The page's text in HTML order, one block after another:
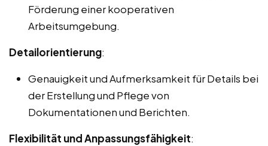
Förderung einer kooperativen
Arbeitsumgebung.
Detailorientierung:
Genauigkeit und Aufmerksamkeit für Details bei
der Erstellung und Pflege von
Dokumentationen und Berichten.
Flexibilität und Anpassungsfähigkeit: